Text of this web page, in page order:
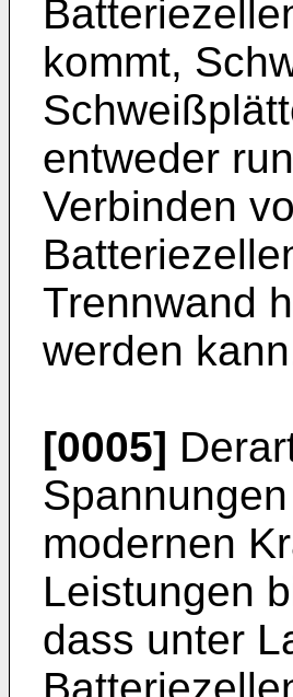
kommt,
entweder
Verbinden
Trennwand
werden
[0005]
modernen
Leistungen
dass unter